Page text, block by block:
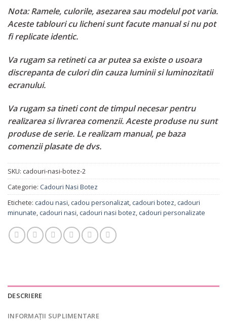
Nota: Ramele, culorile, asezarea sau modelul pot varia.
Aceste tablouri cu licheni sunt facute manual si nu pot
fi replicate identic.
Va rugam sa retineti ca ar putea sa existe o usoara
discrepanta de culori din cauza luminii si luminozitatii
ecranului.
Va rugam sa tineti cont de timpul necesar pentru
realizarea si livrarea comenzii. Aceste produse nu sunt
produse de serie. Le realizam manual, pe baza
comenzii plasate de dvs.
SKU: cadouri-nasi-botez-2
Categorie: Cadouri Nasi Botez
Etichete: cadou nasi, cadou personalizat, cadouri botez, cadouri
minunate, cadouri nasi, cadouri nasi botez, cadouri personalizate
DESCRIERE
INFORMAȚII SUPLIMENTARE